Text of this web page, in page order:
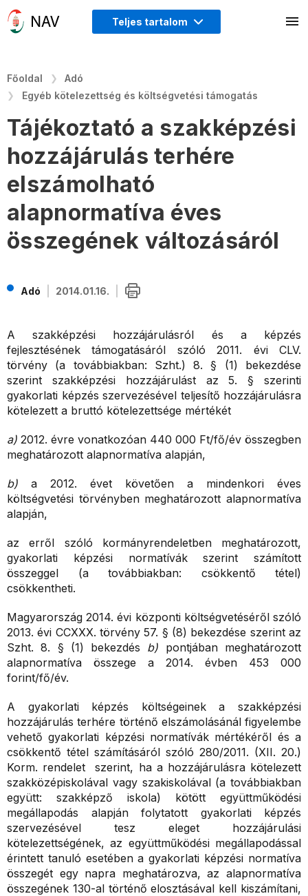
Teljes tartalom
Főoldal
Adó
Egyéb kötelezettség és költségvetési támogatás
Tájékoztató a szakképzési
hozzájárulás terhére
elszámolható
alapnormatíva éves
összegének változásáról
Adó 2014.01.16.
A szakképzési hozzájárulásról és a képzés
fejlesztésének támogatásáról szóló 2011. évi CLV.
törvény (a továbbiakban: Szht.) 8. § (1) bekezdése
szerint szakképzési hozzájárulást az 5. § szerinti
gyakorlati képzés szervezésével teljesítő hozzájárulásra
kötelezett a bruttó kötelezettsége mértékét
a) 2012. évre vonatkozóan 440 000 Ft/fő/év összegben
meghatározott alapnormatíva alapján,
b) a 2012. évet követően a mindenkori éves
költségvetési törvényben meghatározott alapnormatíva
alapján,
az erről szóló kormányrendeletben meghatározott,
gyakorlati képzési normatívák szerint számított
összeggel (a továbbiakban: csökkentő tétel)
csökkentheti.
Magyarország 2014. évi központi költségvetéséről szóló
2013. évi CCXXX. törvény 57. § (8) bekezdése szerint az
Szht. 8. § (1) bekezdés b) pontjában meghatározott
alapnormatíva összege a 2014. évben 453 000
forint/fő/év.
A gyakorlati képzés költségeinek a szakképzési
hozzájárulás terhére történő elszámolásánál figyelembe
vehető gyakorlati képzési normatívák mértékéről és a
csökkentő tétel számításáról szóló 280/2011. (XII. 20.)
Korm. rendelet szerint, ha a hozzájárulásra kötelezett
szakközépiskolával vagy szakiskolával (a továbbiakban
együtt: szakképző iskola) kötött együttműködési
megállapodás alapján folytatott gyakorlati képzés
szervezésével tesz eleget hozzájárulási
kötelezettségének, az együttműködési megállapodással
érintett tanuló esetében a gyakorlati képzési normatíva
összegét egy napra meghatározva, az alapnormatíva
összegének 130-al történő elosztásával kell kiszámítani,